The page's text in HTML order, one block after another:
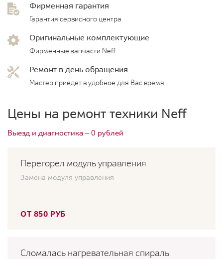
Фирменная гарантия
Гарантия сервисного центра
Оригинальные комплектующие
Фирменные запчасти Neff
Ремонт в день обращения
Мастер приедет в удобное для Вас время
Цены на ремонт техники Neff
Выезд и диагностика — 0 рублей
Перегорел модуль управления
Замена модуля управления
ОТ 850 РУБ
Сломалась нагревательная спираль